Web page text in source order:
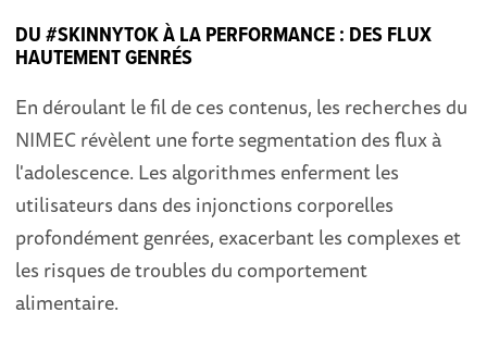
DU #SKINNYTOK À LA PERFORMANCE : DES FLUX
HAUTEMENT GENRÉS
En déroulant le fil de ces contenus, les recherches du
NIMEC révèlent une forte segmentation des flux à
l'adolescence. Les algorithmes enferment les
utilisateurs dans des injonctions corporelles
profondément genrées, exacerbant les complexes et
les risques de troubles du comportement
alimentaire.